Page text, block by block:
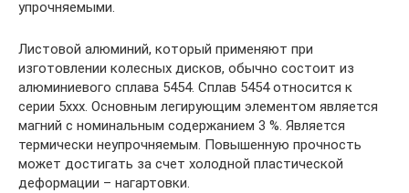
упрочняемыми.
Листовой алюминий, который применяют при
изготовлении колесных дисков, обычно состоит из
алюминиевого сплава 5454. Сплав 5454 относится к
серии 5ххх. Основным легирующим элементом является
магний с номинальным содержанием 3 %. Является
термически неупрочняемым. Повышенную прочность
может достигать за счет холодной пластической
деформации – нагартовки.